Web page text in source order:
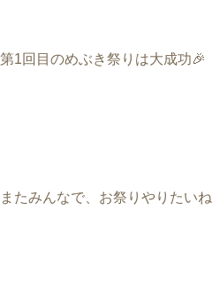
第1回目のめぶき祭りは大成功🎉
またみんなで、お祭りやりたいね